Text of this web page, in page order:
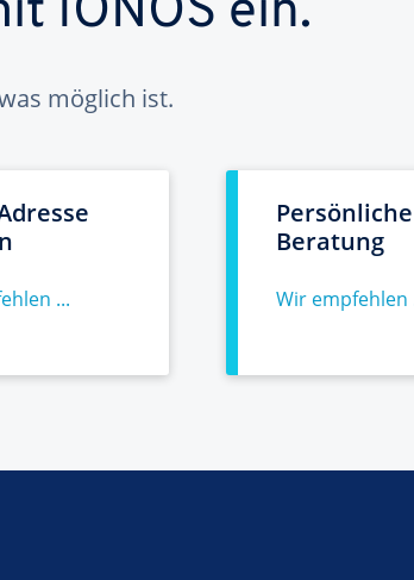
IONOS ein.
möglich ist.
...
Persönliche
Beratung
Wir empfehlen